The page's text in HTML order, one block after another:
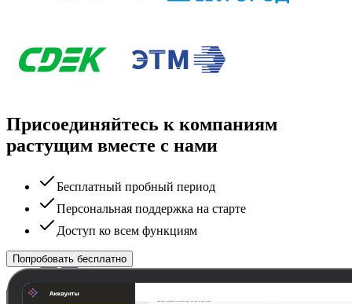
Присоединяйтесь к компаниям
растущим вместе с нами
Бесплатный пробный период
Персональная поддержка на старте
Доступ ко всем функциям
Попробовать бесплатно